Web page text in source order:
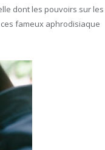
dont les pouvoirs sur les
fameux aphrodisiaque